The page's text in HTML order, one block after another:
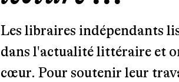
Les libraires indépendants
dans l'actualité littéraire et
cœur. Pour soutenir leur